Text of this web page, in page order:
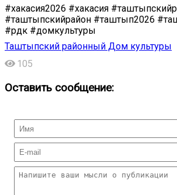
#хакасия2026 #хакасия
#таштыпскийрайон #таштып2026
#рдк #домкультуры
Таштыпский районный Дом культуры
105
Оставить сообщение: